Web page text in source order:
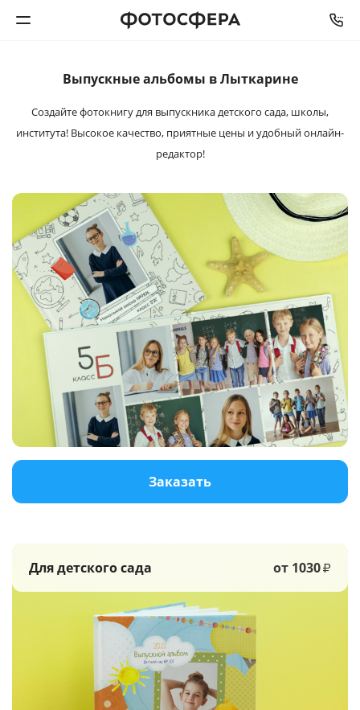
Печать фото
Интерьерная печать
Фотоподарки
Багетная мастерская
Полиграфия
Услуги и сервис
Магазин
Выпускные альбомы в Лыткарине
Создайте фотокнигу для выпускника детского сада, школы,
института! Высокое качество, приятные цены и удобный онлайн-
редактор!
Заказать
Для детского сада от 1030₽